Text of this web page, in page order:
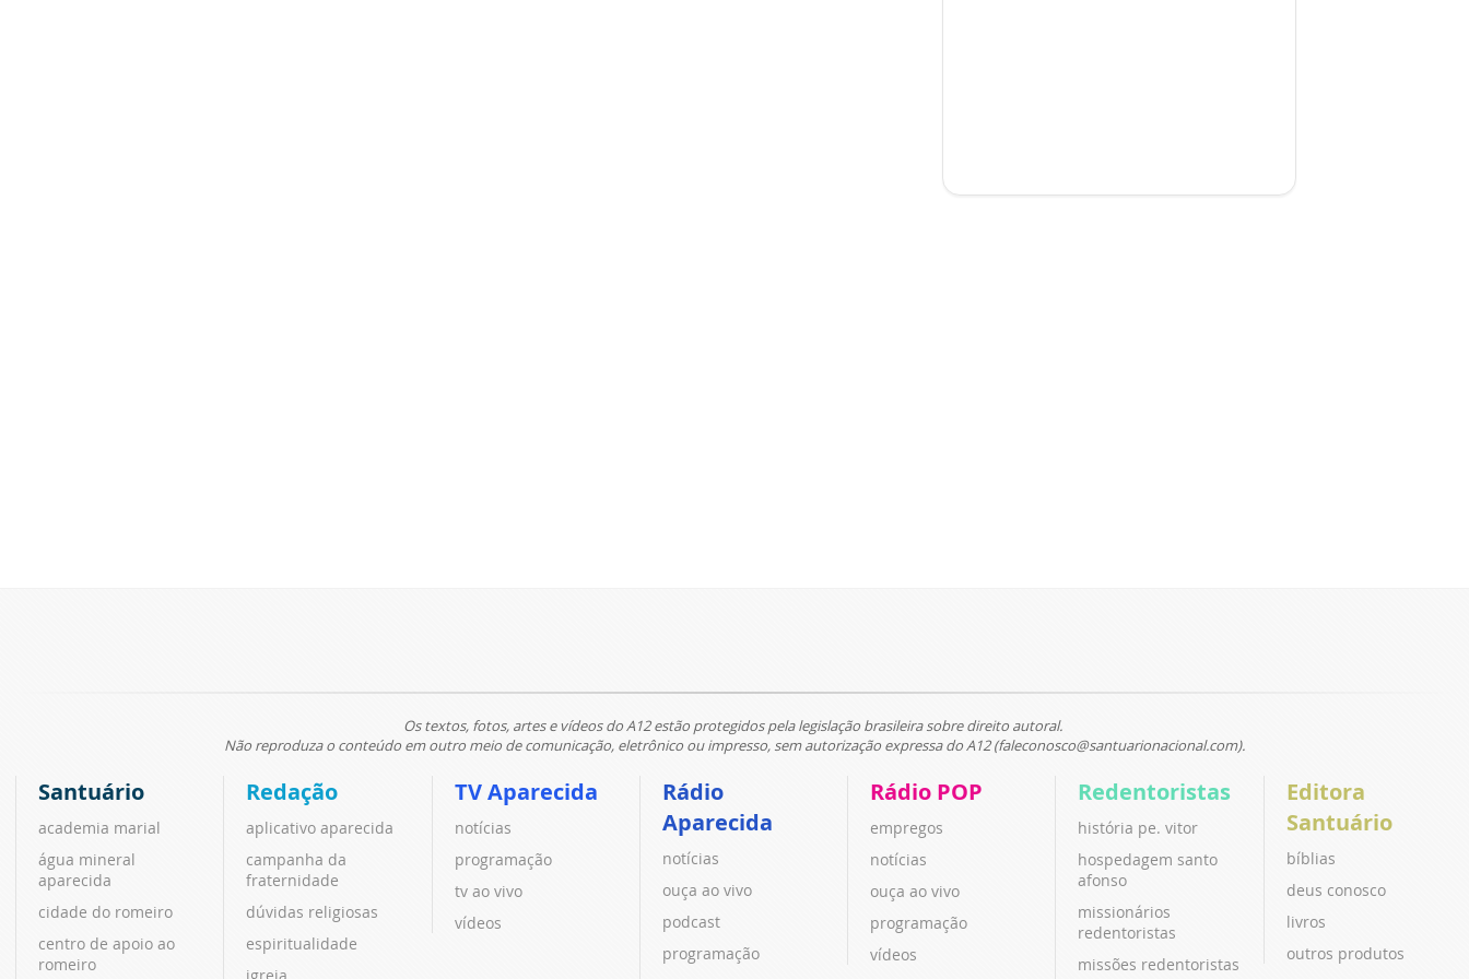
Os textos, fotos, artes e vídeos do A12 estão protegidos pela legislação brasileira sobre direito autoral.
Não reproduza o conteúdo em outro meio de comunicação, eletrônico ou impresso, sem autorização expressa do A12 (faleconosco@santuarionacional.com).
Santuário
academia marial
água mineral
aparecida
cidade do romeiro
centro de apoio ao
romeiro
Redação
aplicativo aparecida
campanha da
fraternidade
dúvidas religiosas
espiritualidade
igreja
TV Aparecida
notícias
programação
tv ao vivo
vídeos
Rádio
Aparecida
notícias
ouça ao vivo
podcast
programação
Rádio POP
empregos
notícias
ouça ao vivo
programação
vídeos
Redentoristas
história pe. vitor
hospedagem santo
afonso
missionários
redentoristas
missões redentoristas
Editora
Santuário
bíblias
deus conosco
livros
outros produtos